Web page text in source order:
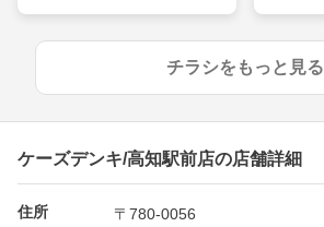
チラシをもっと見る
ケーズデンキ/高知駅前店の店舗詳細
住所
〒780-0056